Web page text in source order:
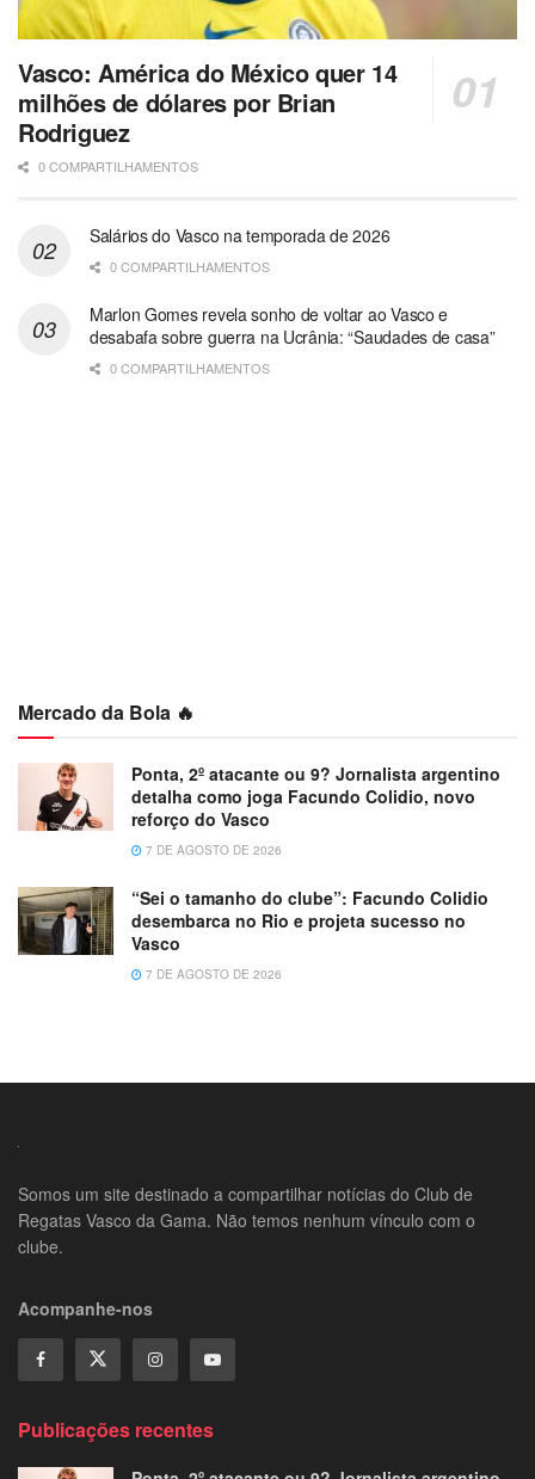
Vasco: América do México quer 14
milhões de dólares por Brian
Rodriguez
0 COMPARTILHAMENTOS
Salários do Vasco na temporada de 2026
0 COMPARTILHAMENTOS
Marlon Gomes revela sonho de voltar ao Vasco e
desabafa sobre guerra na Ucrânia: “Saudades de casa”
0 COMPARTILHAMENTOS
Mercado da Bola 🔥
Ponta, 2º atacante ou 9? Jornalista argentino
detalha como joga Facundo Colidio, novo
reforço do Vasco
7 DE AGOSTO DE 2026
“Sei o tamanho do clube”: Facundo Colidio
desembarca no Rio e projeta sucesso no
Vasco
7 DE AGOSTO DE 2026
Somos um site destinado a compartilhar notícias do Club de
Regatas Vasco da Gama. Não temos nenhum vínculo com o
clube.
Acompanhe-nos
Publicações recentes